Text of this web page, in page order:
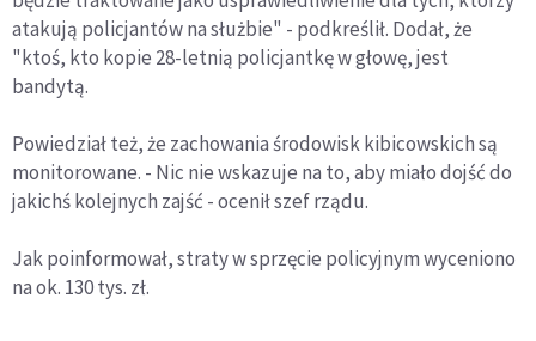
atakują policjantów na służbie" - podkreślił. Dodał, że
"ktoś, kto kopie 28-letnią policjantkę w głowę, jest
bandytą.
Powiedział też, że zachowania środowisk kibicowskich są
monitorowane. - Nic nie wskazuje na to, aby miało dojść do
jakichś kolejnych zajść - ocenił szef rządu.
Jak poinformował, straty w sprzęcie policyjnym wyceniono
na ok. 130 tys. zł.